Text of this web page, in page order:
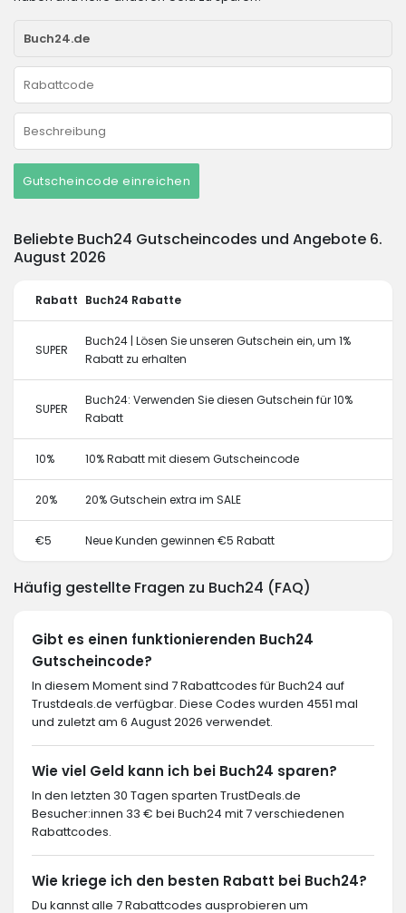
Gutscheincode einreichen
Beliebte Buch24 Gutscheincodes und Angebote 6.
August 2026
Rabatt Buch24 Rabatte
SUPER
Buch24 | Lösen Sie unseren Gutschein ein, um 1%
Rabatt zu erhalten
SUPER
Buch24: Verwenden Sie diesen Gutschein für 10%
Rabatt
10% 10% Rabatt mit diesem Gutscheincode
20% 20% Gutschein extra im SALE
€5 Neue Kunden gewinnen €5 Rabatt
Häufig gestellte Fragen zu Buch24 (FAQ)
Gibt es einen funktionierenden Buch24
Gutscheincode?
In diesem Moment sind 7 Rabattcodes für Buch24 auf
Trustdeals.de verfügbar. Diese Codes wurden 4551 mal
und zuletzt am 6 August 2026 verwendet.
Wie viel Geld kann ich bei Buch24 sparen?
In den letzten 30 Tagen sparten TrustDeals.de
Besucher:innen 33 € bei Buch24 mit 7 verschiedenen
Rabattcodes.
Wie kriege ich den besten Rabatt bei Buch24?
Du kannst alle 7 Rabattcodes ausprobieren um